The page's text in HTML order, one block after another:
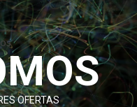
OFERTAS